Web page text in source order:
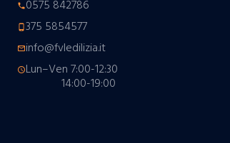
phone0575 842786
phone_android375 5854577
mail_outlineinfo@fvledilizia.it
scheduleLun–Ven 7:00-12:30
14:00-19:00